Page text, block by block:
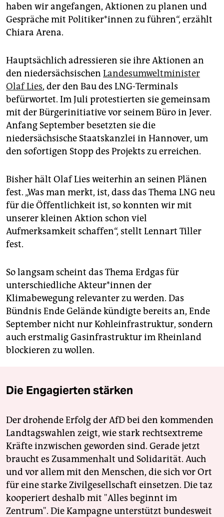
haben wir angefangen, Ak­tio­nen zu planen und
Gespräche mit Politiker*innen zu führen“, erzählt
Chiara Arena.
Hauptsächlich adressieren sie ihre Aktionen an
den niedersächsischen Landesumweltminister
Olaf Lies, der den Bau des LNG-Terminals
befürwortet. Im Juli protestierten sie gemeinsam
mit der Bürgerinitiative vor seinem Büro in Jever.
Anfang September besetzten sie die
niedersächsische Staatskanzlei in Hannover, um
den sofortigen Stopp des Projekts zu erreichen.
Bisher hält Olaf Lies weiterhin an seinen Plänen
fest. „Was man merkt, ist, dass das Thema LNG neu
für die Öffentlichkeit ist, so konnten wir mit
unserer kleinen Aktion schon viel
Aufmerksamkeit schaffen“, stellt Lennart Tiller
fest.
So langsam scheint das Thema Erdgas für
unterschiedliche Akteur*innen der
Klimabewegung relevanter zu werden. Das
Bündnis Ende Gelände kündigte bereits an, Ende
September nicht nur Kohleinfrastruktur, sondern
auch erstmalig Gasinfrastruktur im Rheinland
blockieren zu wollen.
Die Engagierten stärken
Der drohende Erfolg der AfD bei den kommenden
Landtagswahlen zeigt, wie stark rechtsextreme
Kräfte inzwischen geworden sind. Gerade jetzt
braucht es Zusammenhalt und Solidarität. Auch
und vor allem mit den Menschen, die sich vor Ort
für eine starke Zivilgesellschaft einsetzen. Die taz
kooperiert deshalb mit "Alles beginnt im
Zentrum". Die Kampagne unterstützt bundesweit